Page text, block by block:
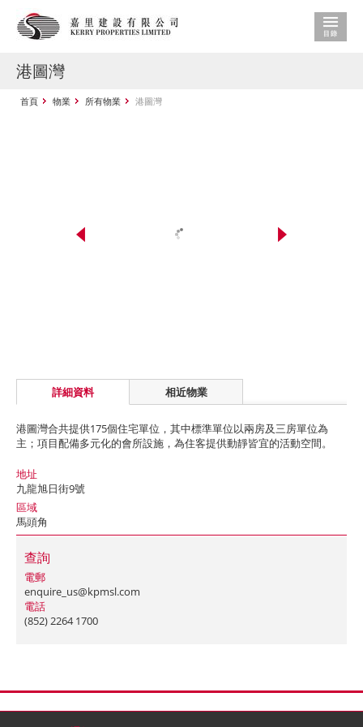
港圖灣
首頁 物業 所有物業 港圖灣
詳細資料 相近物業
港圖灣合共提供175個住宅單位，其中標準單位以兩房及三房單位為
主；項目配備多元化的會所設施，為住客提供動靜皆宜的活動空間。
地址
九龍旭日街9號
區域
馬頭角
查詢
電郵
enquire_us@kpmsl.com
電話
(852) 2264 1700